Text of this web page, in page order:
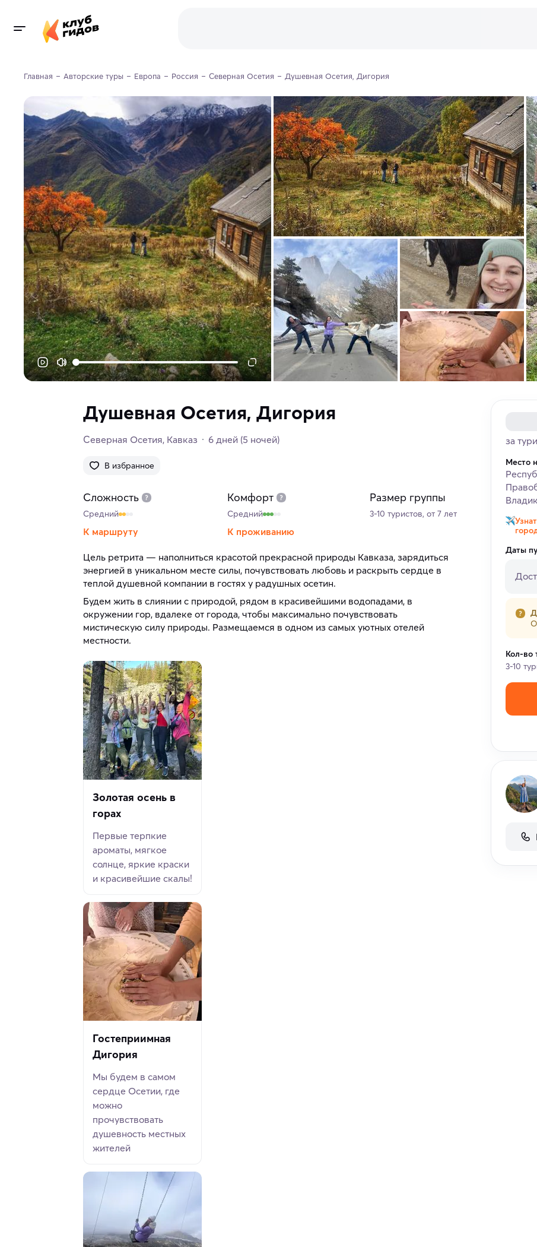
Главная Авторские туры Европа Россия Северная Осетия Душевная Осетия, Дигория
Душевная Осетия, Дигория
В избранное
Северная Осетия Кавказ 6 дней (5 ночей)
Сложность
Средний
К маршруту
Комфорт
Средний
К проживанию
Размер группы
3-10 туристов, от 7 лет
Цель ретрита — наполниться красотой прекрасной природы Кавказа, зарядиться
энергией в уникальном месте силы, почувствовать любовь и раскрыть сердце в
теплой душевной компании в гостях у радушных осетин.
Будем жить в слиянии с природой, рядом в красивейшими водопадами, в
окружении гор, вдалеке от города, чтобы максимально почувствовать
мистическую силу природы. Размещаемся в одном из самых уютных отелей
местности.
Золотая осень в
горах
Первые терпкие
ароматы, мягкое
солнце, яркие краски
и красивейшие скалы!
Гостеприимная
Дигория
Мы будем в самом
сердце Осетии, где
можно
прочувствовать
душевность местных
жителей
за
Место
Даты
Кол-во
3-10